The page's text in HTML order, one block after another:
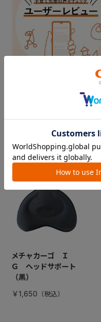
出産準備の参考に。実際に
ってみた感想をチェック！
メチャカーゴ Ｉ
Ｇ ヘッドサポート
（黒）
￥1,650